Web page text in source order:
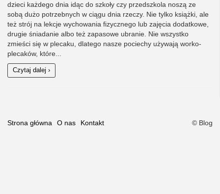
dzieci każdego dnia idąc do szkoły czy przedszkola noszą ze
sobą dużo potrzebnych w ciągu dnia rzeczy. Nie tylko książki, ale
też strój na lekcje wychowania fizycznego lub zajęcia dodatkowe,
drugie śniadanie albo też zapasowe ubranie. Nie wszystko
zmieści się w plecaku, dlatego nasze pociechy używają worko-
plecaków, które...
Czytaj dalej ›
Strona główna O nas Kontakt © Blog